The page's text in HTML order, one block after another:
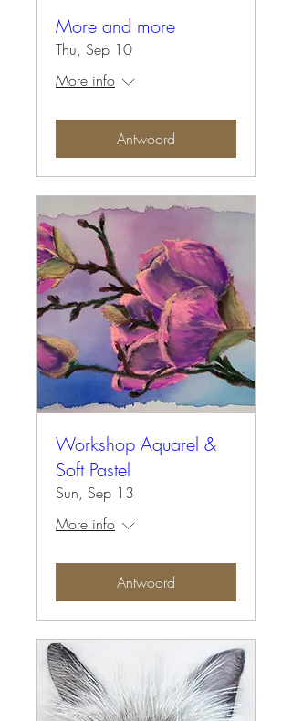
More and more
Thu, Sep 10
More info
Antwoord
Workshop Aquarel &
Soft Pastel
Sun, Sep 13
More info
Antwoord